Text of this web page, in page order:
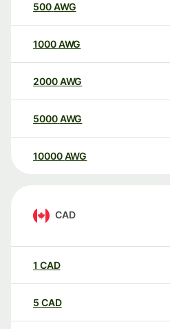
500AWG
1000AWG
2000AWG
5000AWG
10000 AWG
CAD
1 CAD
5 CAD